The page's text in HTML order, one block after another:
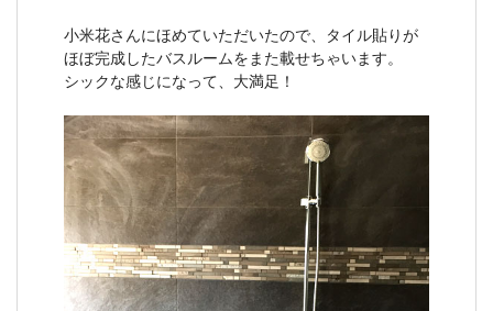
小米花さんにほめていただいたので、タイル貼りが
ほぼ完成したバスルームをまた載せちゃいます。
シックな感じになって、大満足！